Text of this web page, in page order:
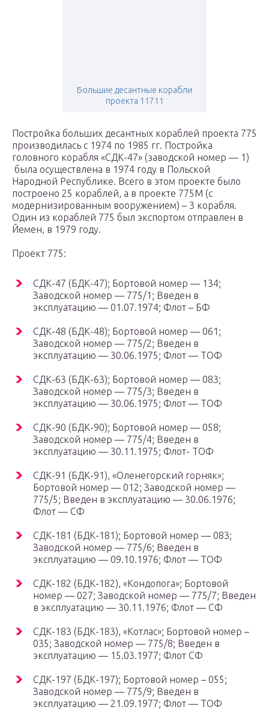
Большие десантные корабли
проекта 11711
Постройка больших десантных кораблей проекта 775
производилась с 1974 по 1985 гг. Постройка
головного корабля «СДК-47» (заводской номер — 1)
была осуществлена в 1974 году в Польской
Народной Республике. Всего в этом проекте было
построено 25 кораблей, а в проекте 775М (с
модернизированным вооружением) – 3 корабля.
Один из кораблей 775 был экспортом отправлен в
Йемен, в 1979 году.
Проект 775:
СДК-47 (БДК-47); Бортовой номер — 134;
Заводской номер — 775/1; Введен в
эксплуатацию — 01.07.1974; Флот – БФ
СДК-48 (БДК-48); Бортовой номер — 061;
Заводской номер — 775/2; Введен в
эксплуатацию — 30.06.1975; Флот — ТОФ
СДК-63 (БДК-63); Бортовой номер — 083;
Заводской номер — 775/3; Введен в
эксплуатацию — 30.06.1975; Флот — ТОФ
СДК-90 (БДК-90); Бортовой номер — 058;
Заводской номер — 775/4; Введен в
эксплуатацию — 30.11.1975; Флот- ТОФ
СДК-91 (БДК-91), «Оленегорский горняк»;
Бортовой номер — 012; Заводской номер —
775/5; Введен в эксплуатацию — 30.06.1976;
Флот — СФ
СДК-181 (БДК-181); Бортовой номер — 083;
Заводской номер — 775/6; Введен в
эксплуатацию — 09.10.1976; Флот — ТОФ
СДК-182 (БДК-182), «Кондопога»; Бортовой
номер — 027; Заводской номер — 775/7; Введен
в эксплуатацию — 30.11.1976; Флот — СФ
СДК-183 (БДК-183), «Котлас»; Бортовой номер –
035; Заводской номер — 775/8; Введен в
эксплуатацию — 15.03.1977; Флот СФ
СДК-197 (БДК-197); Бортовой номер – 055;
Заводской номер — 775/9; Введен в
эксплуатацию — 21.09.1977; Флот — ТОФ